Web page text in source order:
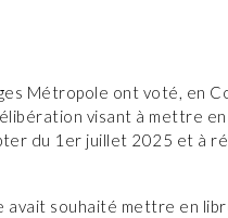
Métropole ont voté, en
visant à mettre en
du 1er juillet 2025 et à
souhaité mettre en